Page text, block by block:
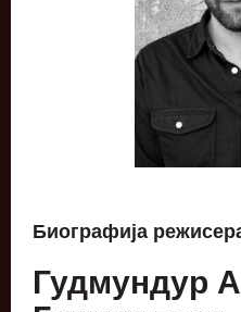
Биографија
Гудмундур